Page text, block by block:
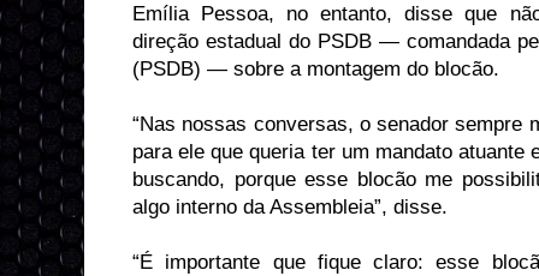
Emília Pessoa, no entanto, disse que
direção estadual do PSDB — comandada
(PSDB) — sobre a montagem do blocão.
“Nas nossas conversas, o senador sempre
para ele que queria ter um mandato
buscando, porque esse blocão me
algo interno da Assembleia”, disse.
“É importante que fique claro: esse